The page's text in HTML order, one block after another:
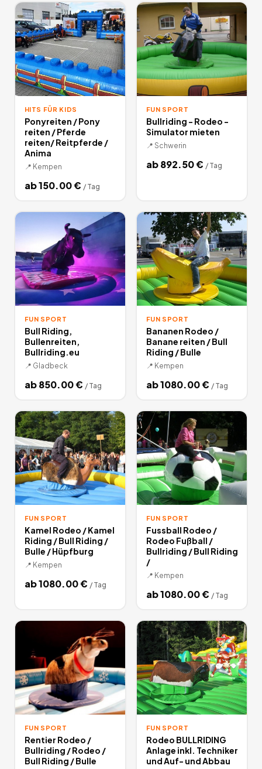
HITS FÜR KIDS
Ponyreiten / Pony
reiten / Pferde
reiten/ Reitpferde /
Anima
📍 Kempen
ab150.00€ / Tag
FUN SPORT
Bullriding - Rodeo -
Simulator mieten
📍 Schwerin
ab892.50€ / Tag
FUN SPORT
Bull Riding,
Bullenreiten,
Bullriding.eu
📍 Gladbeck
ab850.00€ / Tag
FUN SPORT
Bananen Rodeo /
Banane reiten / Bull
Riding / Bulle
📍 Kempen
ab1080.00€ / Tag
FUN SPORT
Kamel Rodeo / Kamel
Riding / Bull Riding /
Bulle / Hüpfburg
📍 Kempen
ab1080.00€ / Tag
FUN SPORT
Fussball Rodeo /
Rodeo Fußball /
Bullriding / Bull Riding
/
📍 Kempen
ab1080.00€ / Tag
FUN SPORT
Rentier Rodeo /
Bullriding / Rodeo /
Bull Riding / Bulle
FUN SPORT
Rodeo BULLRIDING
Anlage inkl. Techniker
und Auf- und Abbau